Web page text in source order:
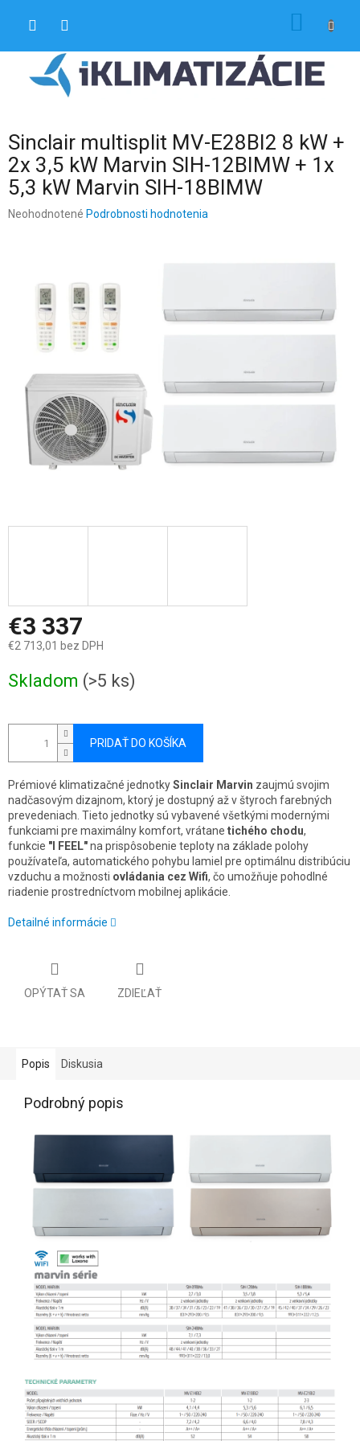
Sinclair multisplit MV-E28BI2 8 kW +
2x 3,5 kW Marvin SIH-12BIMW + 1x
5,3 kW Marvin SIH-18BIMW
Priemerné
hviezdičiek.
Neohodnotené Podrobnosti hodnotenia
€3 337
€2 713,01 bez DPH
cena:
Skladom (>5 ks)
PRIDAŤ DO KOŠÍKA
Prémiové klimatizačné jednotkySinclair Marvin zaujmú svojim
nadčasovým dizajnom, ktorý je dostupný až v štyroch farebných
prevedeniach. Tieto jednotky sú vybavené všetkými modernými
funkciami pre maximálny komfort, vrátane tichého chodu,
funkcie "I FEEL"na prispôsobenie teploty na základe polohy
používateľa, automatického pohybu lamiel pre optimálnu distribúciu
vzduchu a možnosti ovládania cez Wifi, čo umožňuje pohodlné
riadenie prostredníctvom mobilnej aplikácie.
Detailné informácie
OPÝTAŤ SA ZDIEĽAŤ
Popis Diskusia
Podrobný popis